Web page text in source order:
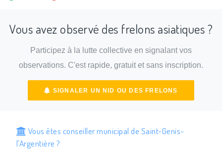
Vous avez observé des frelons asiatiques ?
Participez à la lutte collective en signalant vos
observations. C'est rapide, gratuit et sans inscription.
SIGNALER UN NID OU DES FRELONS
Vous êtes conseiller municipal de Saint-Genis-
l'Argentière ?